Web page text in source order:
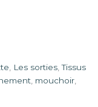
Les sorties ,Tissus
mouchoir